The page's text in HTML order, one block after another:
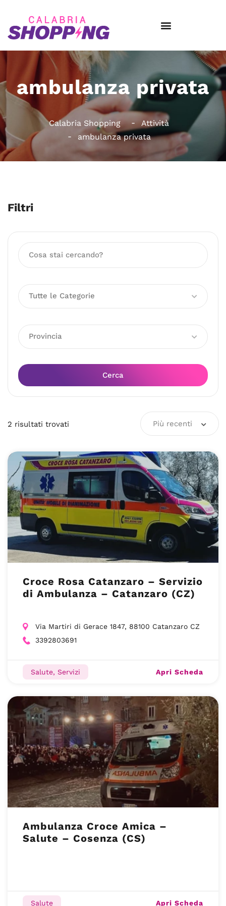
ambulanza privata
Calabria Shopping
Attività
ambulanza privata
Filtri
Tutte le Categorie
Provincia
Cerca
2 risultati trovati Più recenti
Croce Rosa Catanzaro – Servizio
di Ambulanza – Catanzaro (CZ)
Via Martiri di Gerace 1847, 88100 Catanzaro CZ
3392803691
Salute, Servizi Apri Scheda
Ambulanza Croce Amica –
Salute – Cosenza (CS)
Salute Apri Scheda